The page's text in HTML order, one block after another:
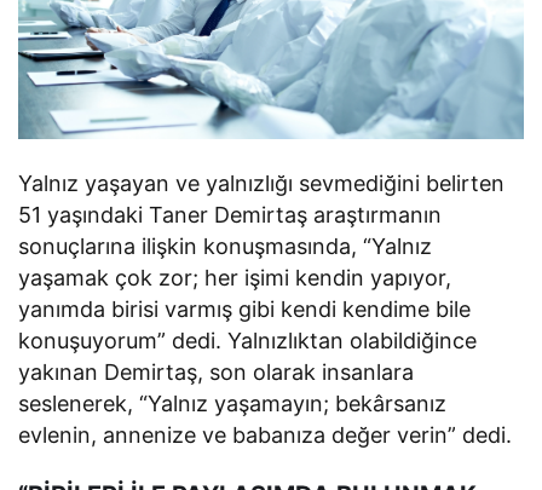
Yalnız yaşayan ve yalnızlığı sevmediğini belirten
51 yaşındaki Taner Demirtaş araştırmanın
sonuçlarına ilişkin konuşmasında, “Yalnız
yaşamak çok zor; her işimi kendin yapıyor,
yanımda birisi varmış gibi kendi kendime bile
konuşuyorum” dedi. Yalnızlıktan olabildiğince
yakınan Demirtaş, son olarak insanlara
seslenerek, “Yalnız yaşamayın; bekârsanız
evlenin, annenize ve babanıza değer verin” dedi.